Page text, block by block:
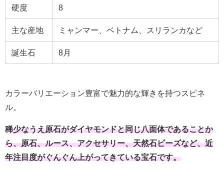
硬度 8
主な産地 ミャンマー、ベトナム、スリランカなど
誕生石 8月
カラーバリエーション豊富で魅力的な輝きを持つスピネ
ル。
稀少なうえ原石がダイヤモンドと同じ八面体であることか
ら、原石、ルース、アクセサリー、天然石ビーズなど、近
年注目度がぐんぐん上がってきている宝石です。